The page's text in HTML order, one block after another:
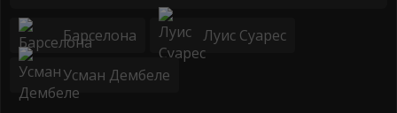
Барселона Луис Суарес
Усман Дембеле